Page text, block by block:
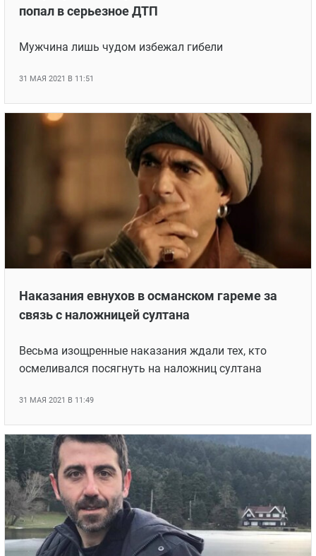
попал в серьезное ДТП
Мужчина лишь чудом избежал гибели
31 МАЯ 2021 В 11:51
Наказания евнухов в османском гареме за
связь с наложницей султана
Весьма изощренные наказания ждали тех, кто
осмеливался посягнуть на наложниц султана
31 МАЯ 2021 В 11:49